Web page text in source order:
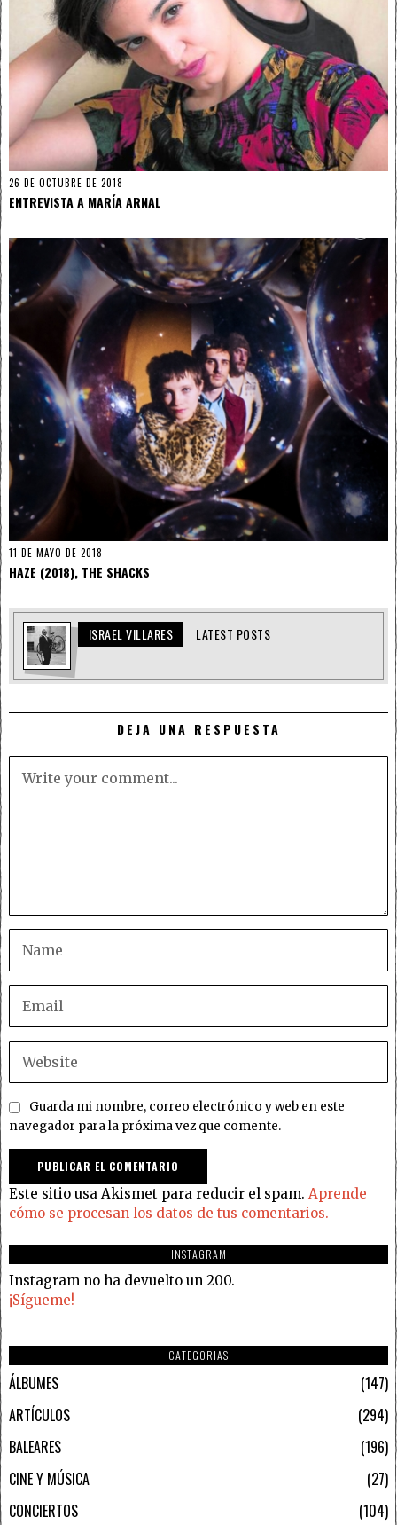
26 DE OCTUBRE DE 2018
ENTREVISTA A MARÍA ARNAL
11 DE MAYO DE 2018
HAZE (2018), THE SHACKS
ISRAEL VILLARES LATEST POSTS
DEJA UNA RESPUESTA
Guarda mi nombre, correo electrónico y web en este
navegador para la próxima vez que comente.
Este sitio usa Akismet para reducir el spam. Aprende
cómo se procesan los datos de tus comentarios.
INSTAGRAM
Instagram no ha devuelto un 200.
¡Sígueme!
CATEGORIAS
ÁLBUMES
147
ARTÍCULOS
294
BALEARES
196
CINE Y MÚSICA
27
CONCIERTOS
104